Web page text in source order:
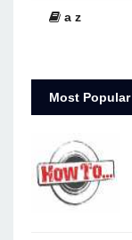
a z
Most Popular